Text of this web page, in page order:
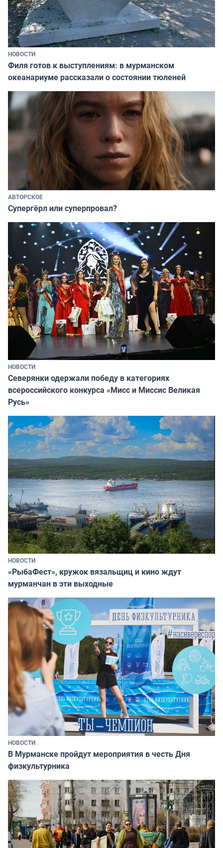
НОВОСТИ
Филя готов к выступлениям: в мурманском
океанариуме рассказали о состоянии тюленей
АВТОРСКОЕ
Супергёрл или суперпровал?
НОВОСТИ
Северянки одержали победу в категориях
всероссийского конкурса «Мисс и Миссис Великая
Русь»
НОВОСТИ
«РыбаФест», кружок вязальщиц и кино ждут
мурманчан в эти выходные
НОВОСТИ
В Мурманске пройдут мероприятия в честь Дня
физкультурника